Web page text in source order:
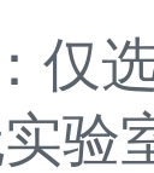
选
验